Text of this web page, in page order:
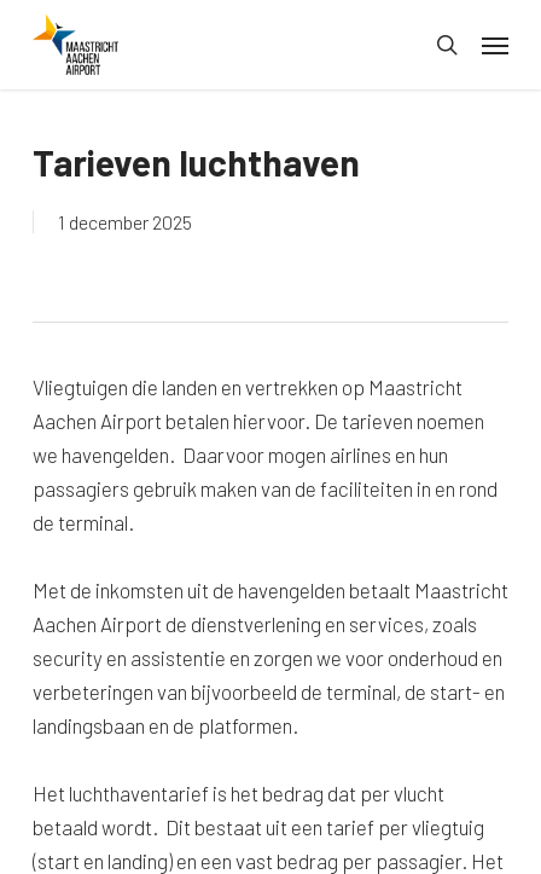
search
Menu
Tarieven luchthaven
1 december 2025
Vliegtuigen die landen en vertrekken op Maastricht
Aachen Airport betalen hiervoor. De tarieven noemen
we havengelden. Daarvoor mogen airlines en hun
passagiers gebruik maken van de faciliteiten in en rond
de terminal.
Met de inkomsten uit de havengelden betaalt Maastricht
Aachen Airport de dienstverlening en services, zoals
security en assistentie en zorgen we voor onderhoud en
verbeteringen van bijvoorbeeld de terminal, de start- en
landingsbaan en de platformen.
Het luchthaventarief is het bedrag dat per vlucht
betaald wordt. Dit bestaat uit een tarief per vliegtuig
(start en landing) en een vast bedrag per passagier. Het